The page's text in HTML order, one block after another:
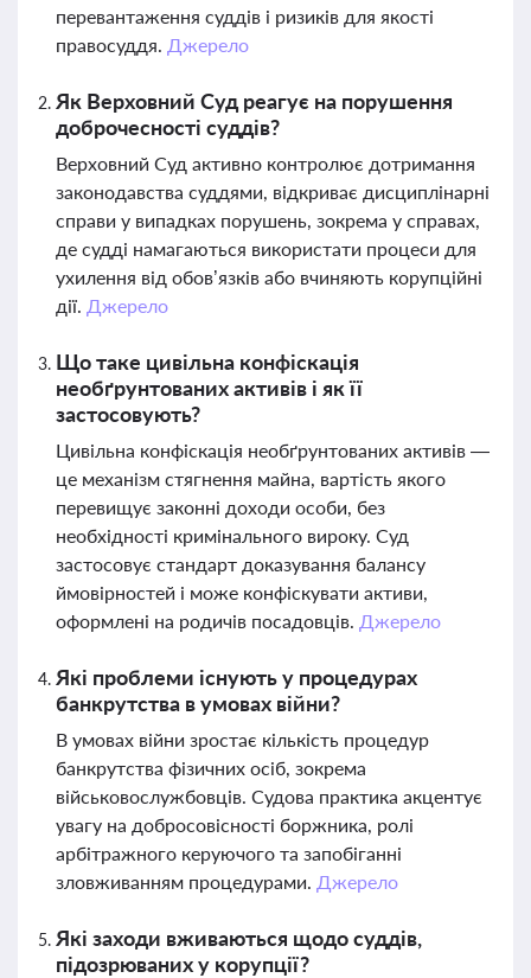
перевантаження суддів і ризиків для якості
правосуддя. Джерело
Як Верховний Суд реагує на порушення
доброчесності суддів?
Верховний Суд активно контролює дотримання
законодавства суддями, відкриває дисциплінарні
справи у випадках порушень, зокрема у справах,
де судді намагаються використати процеси для
ухилення від обов’язків або вчиняють корупційні
дії. Джерело
Що таке цивільна конфіскація
необґрунтованих активів і як її
застосовують?
Цивільна конфіскація необґрунтованих активів —
це механізм стягнення майна, вартість якого
перевищує законні доходи особи, без
необхідності кримінального вироку. Суд
застосовує стандарт доказування балансу
ймовірностей і може конфіскувати активи,
оформлені на родичів посадовців. Джерело
Які проблеми існують у процедурах
банкрутства в умовах війни?
В умовах війни зростає кількість процедур
банкрутства фізичних осіб, зокрема
військовослужбовців. Судова практика акцентує
увагу на добросовісності боржника, ролі
арбітражного керуючого та запобіганні
зловживанням процедурами. Джерело
Які заходи вживаються щодо суддів,
підозрюваних у корупції?